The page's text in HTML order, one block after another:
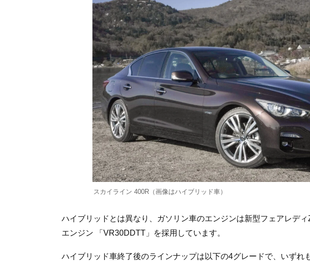
スカイライン 400R（画像はハイブリッド車）
ハイブリッドとは異なり、ガソリン車のエンジンは新型フェアレデ
エンジン 「VR30DDTT」を採用しています。
ハイブリッド車終了後のラインナップは以下の4グレードで、いずれ